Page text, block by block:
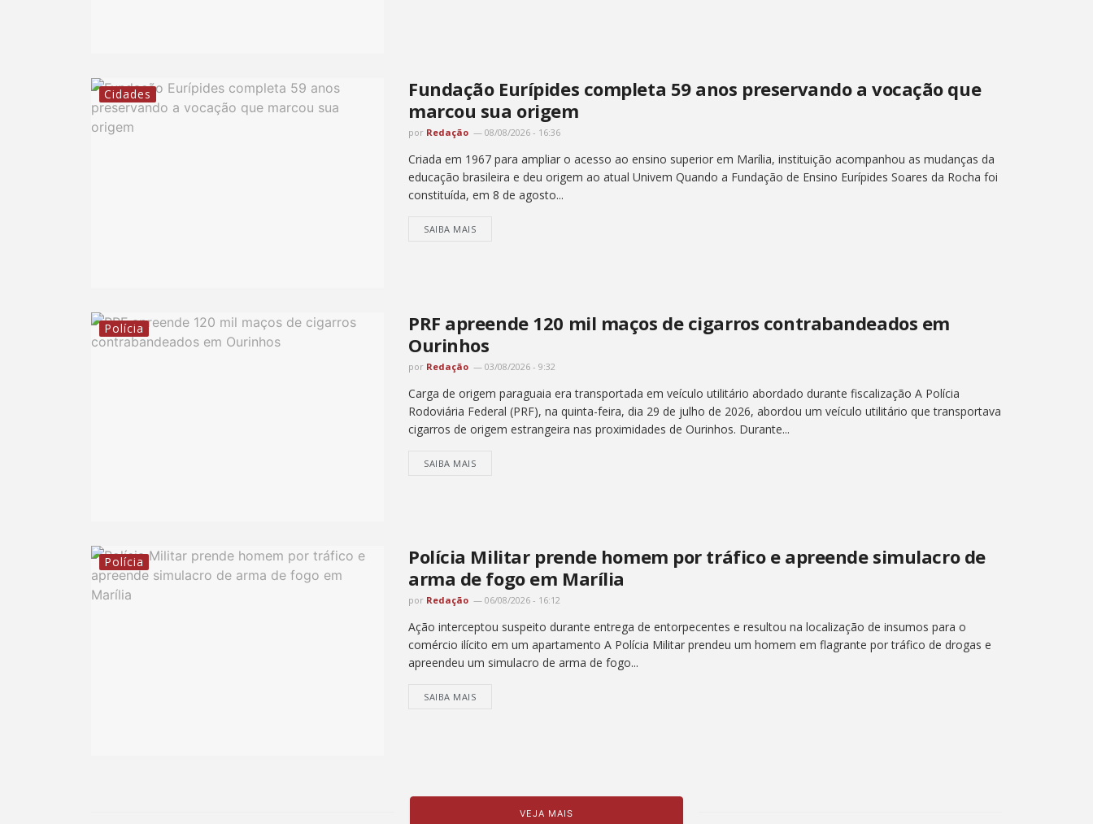
Cidades
Fundação Eurípides completa 59 anos preservando a vocação que
marcou sua origem
por Redação 08/08/2026 - 16:36
Criada em 1967 para ampliar o acesso ao ensino superior em Marília, instituição acompanhou as mudanças da
educação brasileira e deu origem ao atual Univem Quando a Fundação de Ensino Eurípides Soares da Rocha foi
constituída, em 8 de agosto...
SAIBA MAIS
Polícia
PRF apreende 120 mil maços de cigarros contrabandeados em
Ourinhos
por Redação 03/08/2026 - 9:32
Carga de origem paraguaia era transportada em veículo utilitário abordado durante fiscalização A Polícia
Rodoviária Federal (PRF), na quinta-feira, dia 29 de julho de 2026, abordou um veículo utilitário que transportava
cigarros de origem estrangeira nas proximidades de Ourinhos. Durante...
SAIBA MAIS
Polícia
Polícia Militar prende homem por tráfico e apreende simulacro de
arma de fogo em Marília
por Redação 06/08/2026 - 16:12
Ação interceptou suspeito durante entrega de entorpecentes e resultou na localização de insumos para o
comércio ilícito em um apartamento A Polícia Militar prendeu um homem em flagrante por tráfico de drogas e
apreendeu um simulacro de arma de fogo...
SAIBA MAIS
VEJA MAIS